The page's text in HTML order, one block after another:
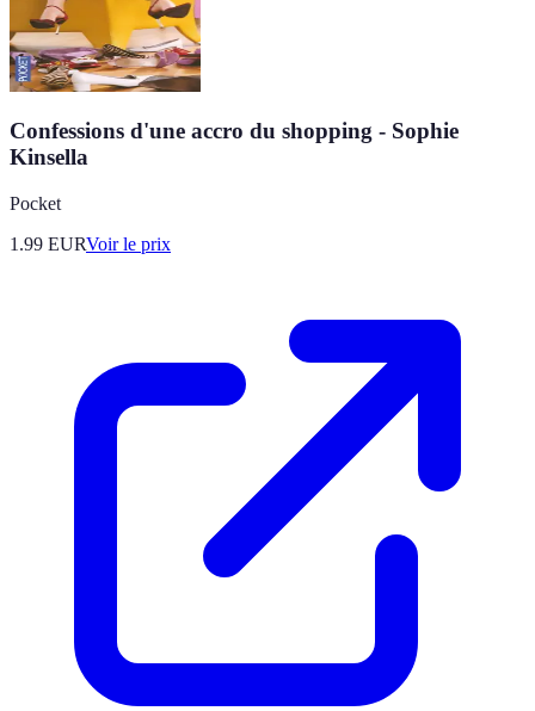
Confessions d'une accro du shopping - Sophie
Kinsella
Pocket
1.99 EURVoir le prix